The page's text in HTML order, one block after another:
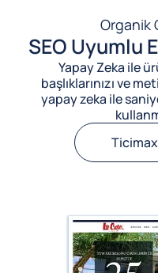
Organik
SEO Uyumlu
Yapay Zeka ile
başlıklarınızı ve
yapay zeka ile
Ticimax